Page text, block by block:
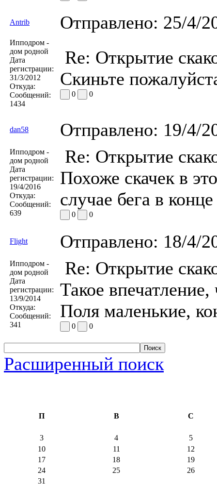
Antrib Отправлено: 25/4/
Ипподром -
дом родной
Дата
регистрации:
31/3/2012
Откуда:
Сообщений:
1434
Re: Открытие
Скиньте
0 0
dan58 Отправлено: 19/4/
Ипподром -
дом родной
Дата
регистрации:
19/4/2016
Откуда:
Сообщений:
639
Re: Открытие
Похоже скачек в
случае бега в конце
0 0
Flight Отправлено: 18/4/
Ипподром -
дом родной
Дата
регистрации:
13/9/2014
Откуда:
Сообщений:
341
Re: Открытие
Такое
Поля маленькие,
0 0
Расширенный поиск
П В С
3 4
5
10
11
12
17
18
19
24
25
26
31